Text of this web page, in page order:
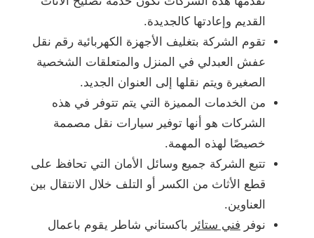
القديم وإعادتها كالجديدة.
تقوم الشركة بتغليف الأجهزة الكهربائية رقم نقل
عفش العبدلي في المنزل والمتعلقات الشخصية
الصغيرة ويتم نقلها إلى العنوان الجديد.
من الخدمات المميزة التي يتم تتوفر في هذه
الشركات هو أنها توفير سيارات نقل مصممة
خصيصًا لهذه المهمة.
تتبع الشركة جميع وسائل الأمان التي تحافظ على
قطع الأثاث من الكسر أو التلف خلال الانتقال بين
العناوين.
نوفر فني ستائر باكستاني شاطر يقوم باعمال